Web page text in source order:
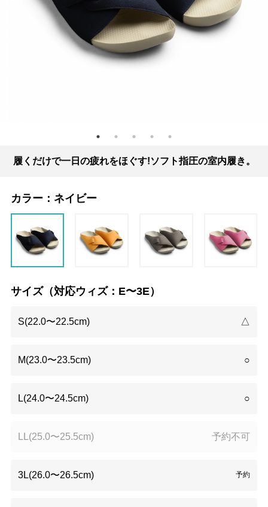
履くだけで一日の疲れをほぐす!ソフト指圧の室内履き。
カラー： ネイビー
サイズ（対応ウィズ：E〜3E）
S(22.0〜22.5cm) △
M(23.0〜23.5cm) ○
L(24.0〜24.5cm) ○
LL(25.0〜25.5cm) 予約不可
3L(26.0〜26.5cm) 予約